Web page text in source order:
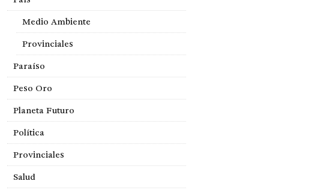
Medio Ambiente
Provinciales
Paraíso
Peso Oro
Planeta Futuro
Política
Provinciales
Salud